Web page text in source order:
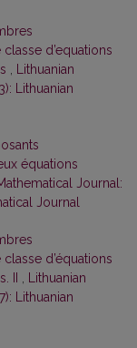
d’equations
Lithuanian
Lithuanian
équations
Journal:
Journal
d’équations
II
Lithuanian
Lithuanian